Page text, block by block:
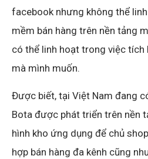
facebook nhưng không thể
mềm bán hàng trên nền tảng
có thể linh hoạt trong việc tích
mà mình muốn.
Được biết, tại Việt Nam đang
Bota được phát triển trên nền
hình kho ứng dụng để chủ
hợp bán hàng đa kênh cũng